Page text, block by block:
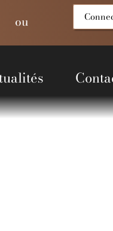
ou